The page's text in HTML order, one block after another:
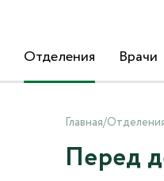
Отделения Врачи
Главная/
Перед